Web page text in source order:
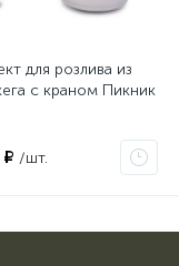
для розлива из
с краном Пикник
/шт.